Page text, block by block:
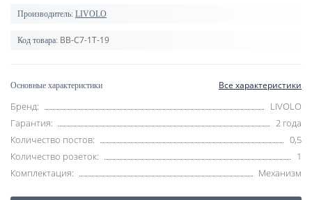
Производитель: LIVOLO
Код товара: BB-C7-1T-19
Основные характеристики Все характеристики
Бренд:
LIVOLO
Гарантия:
2 года
Количество постов:
0,5
Количество розеток:
1
Комплектация:
Механизм